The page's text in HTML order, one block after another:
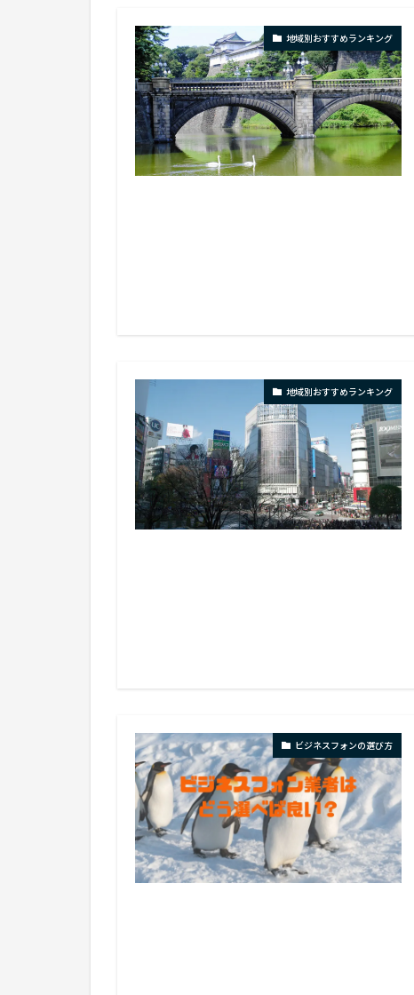
地域別おすすめランキング
地域別おすすめランキング
ビジネスフォンの選び方